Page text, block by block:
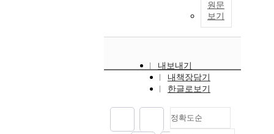
원문
보기
내보내기
내책장담기
한글로보기
정확도순